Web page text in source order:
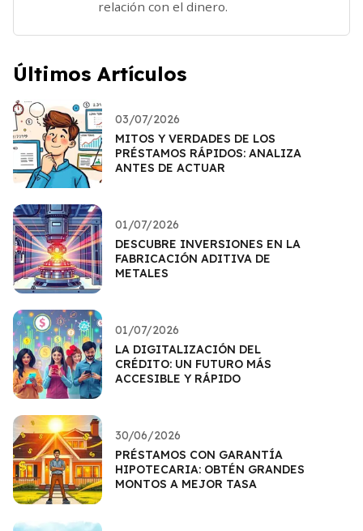
relación con el dinero.
Últimos Artículos
03/07/2026
MITOS Y VERDADES DE LOS
PRÉSTAMOS RÁPIDOS: ANALIZA
ANTES DE ACTUAR
01/07/2026
DESCUBRE INVERSIONES EN LA
FABRICACIÓN ADITIVA DE
METALES
01/07/2026
LA DIGITALIZACIÓN DEL
CRÉDITO: UN FUTURO MÁS
ACCESIBLE Y RÁPIDO
30/06/2026
PRÉSTAMOS CON GARANTÍA
HIPOTECARIA: OBTÉN GRANDES
MONTOS A MEJOR TASA